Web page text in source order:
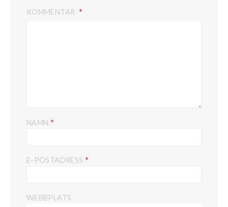
KOMMENTAR
NAMN *
E-POSTADRESS *
WEBBPLATS